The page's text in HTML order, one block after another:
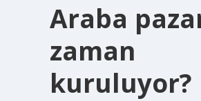
Araba
zaman
kuruluyor?